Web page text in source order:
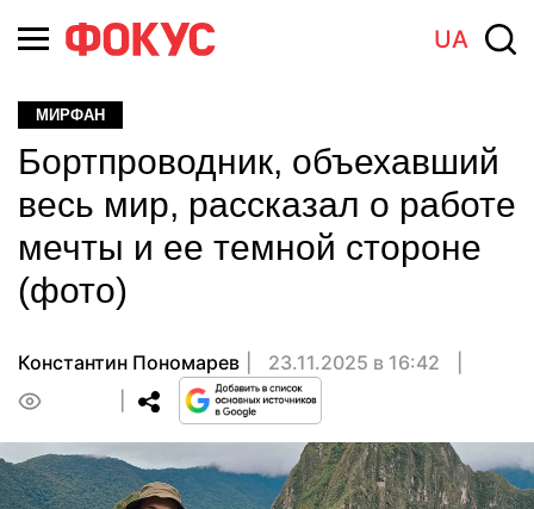
UA
МИРФАН
Бортпроводник, объехавший
весь мир, рассказал о работе
мечты и ее темной стороне
(фото)
Константин Пономарев
23.11.2025 в 16:42